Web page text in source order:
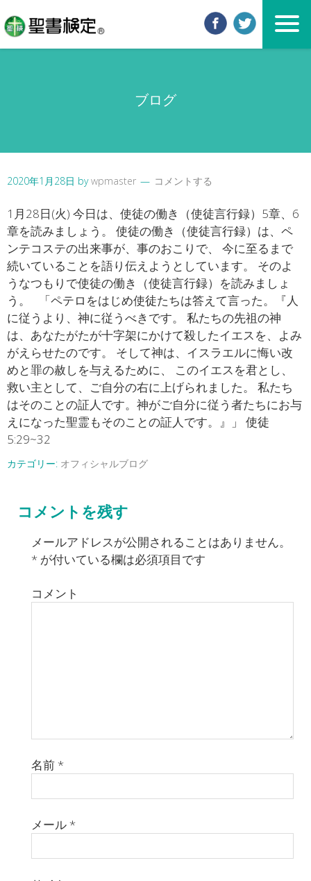
ブログ
2020年1月28日 bywpmaster コメントする
1月28日(火) 今日は、使徒の働き（使徒言行録）5章、6
章を読みましょう。 使徒の働き（使徒言行録）は、ペ
ンテコステの出来事が、事のおこりで、 今に至るまで
続いていることを語り伝えようとしています。 そのよ
うなつもりで使徒の働き（使徒言行録）を読みましょ
う。 「ペテロをはじめ使徒たちは答えて言った。『人
に従うより、神に従うべきです。 私たちの先祖の神
は、あなたがたが十字架にかけて殺したイエスを、よみ
がえらせたのです。 そして神は、イスラエルに悔い改
めと罪の赦しを与えるために、 このイエスを君とし、
救い主として、ご自分の右に上げられました。 私たち
はそのことの証人です。神がご自分に従う者たちにお与
えになった聖霊もそのことの証人です。』」 使徒
5:29~32
カテゴリー: オフィシャルブログ
コメントを残す
メールアドレスが公開されることはありません。
* が付いている欄は必須項目です
コメント
名前*
メール*